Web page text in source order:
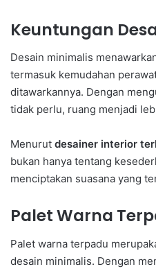
Keuntungan
Desain minimalis
termasuk kemudahan
ditawarkannya. Dengan
tidak perlu, ruang menjadi
Menurut desainer interior
bukan hanya tentang
menciptakan suasana yang
Palet Warna
Palet warna terpadu
desain minimalis. Dengan